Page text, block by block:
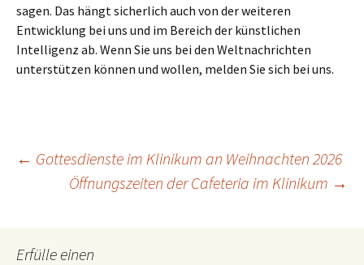
sagen. Das hängt sicherlich auch von der weiteren
Entwicklung bei uns und im Bereich der künstlichen
Intelligenz ab. Wenn Sie uns bei den Weltnachrichten
unterstützen können und wollen, melden Sie sich bei uns.
Beitragsnavigation
← Gottesdienste im Klinikum an Weihnachten 2026
Öffnungszeiten der Cafeteria im Klinikum →
Erfülle einen